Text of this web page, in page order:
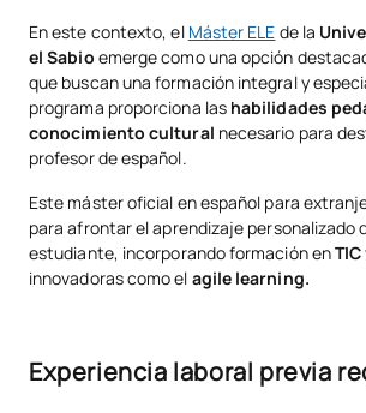
En este contexto, el Máster ELE de la
el Sabio emerge como una opción
que buscan una formación integral y
programa proporciona las habilidades
conocimiento cultural necesario para
profesor de español.
Este máster oficial en español para
para afrontar el aprendizaje personalizado
estudiante, incorporando formación enTIC
innovadoras como el agile learning.
Experiencia laboral previa